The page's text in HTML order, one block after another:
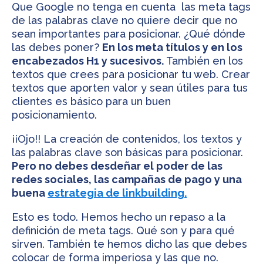
Que Google no tenga en cuenta las meta tags
de las palabras clave no quiere decir que no
sean importantes para posicionar. ¿Qué dónde
las debes poner? En los meta títulos y en los
encabezados H1 y sucesivos. También en los
textos que crees para posicionar tu web. Crear
textos que aporten valor y sean útiles para tus
clientes es básico para un buen
posicionamiento.
¡¡Ojo!! La creación de contenidos, los textos y
las palabras clave son básicas para posicionar.
Pero no debes desdeñar el poder de las
redes sociales, las campañas de pago y una
buena estrategia de linkbuilding.
Esto es todo. Hemos hecho un repaso a la
definición de meta tags. Qué son y para qué
sirven. También te hemos dicho las que debes
colocar de forma imperiosa y las que no.